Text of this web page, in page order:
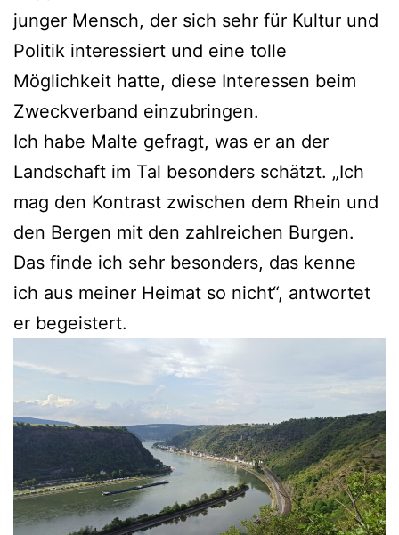
junger Mensch, der sich sehr für Kultur und
Politik interessiert und eine tolle
Möglichkeit hatte, diese Interessen beim
Zweckverband einzubringen.
Ich habe Malte gefragt, was er an der
Landschaft im Tal besonders schätzt. „Ich
mag den Kontrast zwischen dem Rhein und
den Bergen mit den zahlreichen Burgen.
Das finde ich sehr besonders, das kenne
ich aus meiner Heimat so nicht“, antwortet
er begeistert.